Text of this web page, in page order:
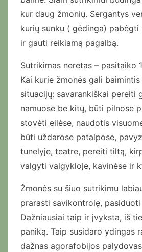
kur daug žmonių. Sergantys
kurių sunku ( gėdinga) pabėgti
ir gauti reikiamą pagalbą.
Sutrikimas neretas – pasitaiko
Kai kurie žmonės gali
situacijų: savarankiškai pereiti
namuose be kitų, būti pilnose
stovėti eilėse, naudotis
būti uždarose patalpose,
tunelyje, teatre, pereiti tiltą,
valgyti valgykloje, kavinėse ir
Žmonės su šiuo sutrikimu
prarasti savikontrolę,
Dažniausiai taip ir įvyksta, iš
paniką. Taip susidaro ydingas
dažnas agorafobijos